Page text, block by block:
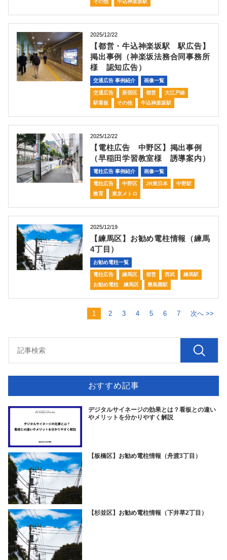
2025/12/22
【都営・牛込神楽坂駅 駅広告】
掲出事例（神楽坂法務合同事務所
様 認知広告）
交通広告 事例紹介 画像一覧
交通広告 新宿区 都営
大江戸線
駅看板
その他 牛込神楽坂駅
2025/12/22
【電柱広告 中野区】掲出事例
（早稲田学習教室様 誘導案内）
電柱広告 事例紹介 画像一覧
電柱広告 中野区 JR東日本
中野駅
教育
東京メトロ
2025/12/19
【練馬区】お勧め電柱情報（練馬
4丁目）
お勧め電柱一覧
電柱広告 練馬区 都営 西武
練馬駅
お勧め電柱 練馬区
豊島園駅
1 2 3 4 5 6 7 次へ >>
おすすめ記事
デジタルサイネージの効果とは？看板との違い
やメリットを分かりやすく解説
【板橋区】お勧め電柱情報（舟渡3丁目）
【杉並区】お勧め電柱情報（下井草2丁目）